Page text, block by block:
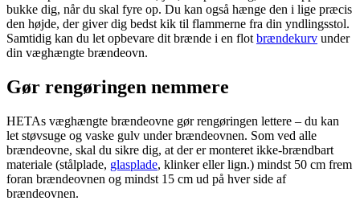
bukke dig, når du skal fyre op. Du kan også hænge den i lige præcis
den højde, der giver dig bedst kik til flammerne fra din yndlingsstol.
Samtidig kan du let opbevare dit brænde i en flot brændekurv under
din væghængte brændeovn.
Gør rengøringen nemmere
HETAs væghængte brændeovne gør rengøringen lettere – du kan
let støvsuge og vaske gulv under brændeovnen. Som ved alle
brændeovne, skal du sikre dig, at der er monteret ikke-brændbart
materiale (stålplade, glasplade, klinker eller lign.) mindst 50 cm frem
foran brændeovnen og mindst 15 cm ud på hver side af
brændeovnen.